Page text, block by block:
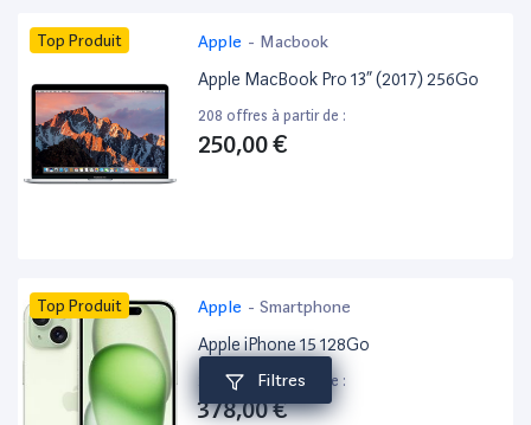
Filtres
Top Produit Apple - Macbook
Apple MacBook Pro 13” (2017) 256Go
208 offres à partir de :
250,00 €
Top Produit Apple - Smartphone
Apple iPhone 15 128Go
205 offres à partir de :
378,00 €